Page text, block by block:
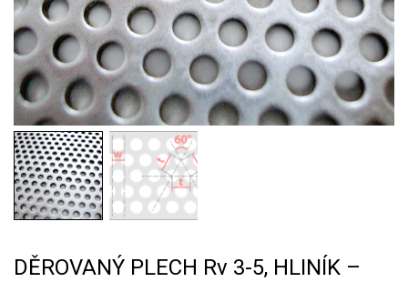
DĚROVANÝ PLECH Rv 3-5, HLINÍK –